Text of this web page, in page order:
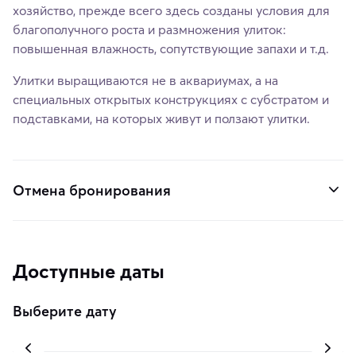
хозяйство, прежде всего здесь созданы условия для
благополучного роста и размножения улиток:
повышенная влажность, сопутствующие запахи и т.д.
Улитки выращиваются не в аквариумах, а на
специальных открытых конструкциях с субстратом и
подставками, на которых живут и ползают улитки.
Отмена бронирования
Доступные даты
Выберите дату